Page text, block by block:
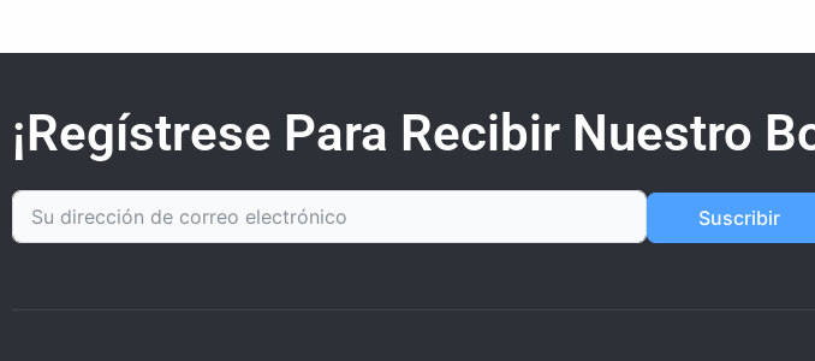
¡Regístrese Para Recibir Nuestro
Suscribir